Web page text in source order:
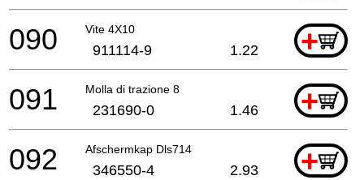
Vite 4X10 +
090 911114-9 1.22
Molla di trazione 8 +
091 231690-0 1.46
Afschermkap Dls714 +
092 346550-4 2.93